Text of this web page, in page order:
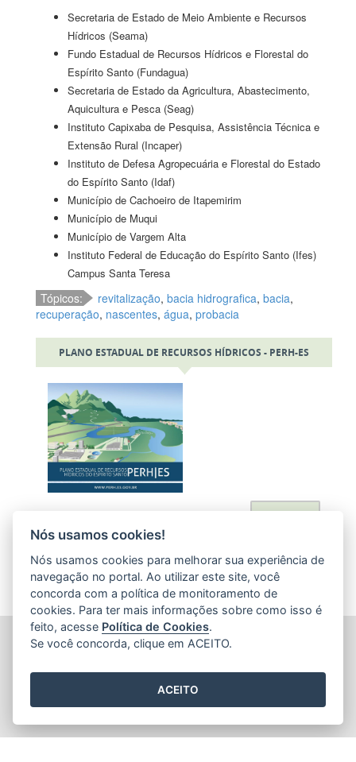
Secretaria de Estado de Meio Ambiente e Recursos
Hídricos (Seama)
Fundo Estadual de Recursos Hídricos e Florestal do
Espírito Santo (Fundagua)
Secretaria de Estado da Agricultura, Abastecimento,
Aquicultura e Pesca (Seag)
Instituto Capixaba de Pesquisa, Assistência Técnica e
Extensão Rural (Incaper)
Instituto de Defesa Agropecuária e Florestal do Estado
do Espírito Santo (Idaf)
Município de Cachoeiro de Itapemirim
Município de Muqui
Município de Vargem Alta
Instituto Federal de Educação do Espírito Santo (Ifes)
Campus Santa Teresa
Tópicos: revitalização, bacia hidrografica, bacia,
recuperação, nascentes, água, probacia
PLANO ESTADUAL DE RECURSOS HÍDRICOS - PERH-ES
Acessar
AGÊNCIA ESTADUAL DE RECURSOS HÍDRICOS (AGERH)
(Acesso pela Rua Dep. Nelson Monteiro) - Centro
CEP: 29.010-935 - Vitória / ES
Tel.: (27) 3347-6200
Nós usamos cookies!
Nós usamos cookies para melhorar sua experiência de
navegação no portal. Ao utilizar este site, você
concorda com a política de monitoramento de
cookies. Para ter mais informações sobre como isso é
feito, acesse Política de Cookies.
Se você concorda, clique em ACEITO.
ACEITO